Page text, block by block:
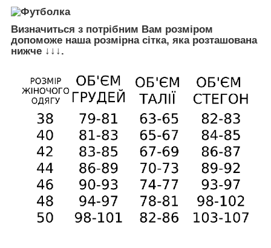
Визначиться з потрібним Вам розміром
допоможе наша розмірна сітка, яка розташована
нижче ↓↓↓.